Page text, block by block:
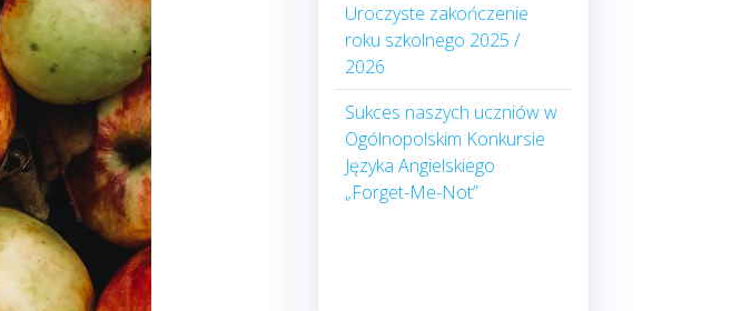
Uroczyste zakończenie
roku szkolnego 2025 /
2026
Sukces naszych uczniów w
Ogólnopolskim Konkursie
Języka Angielskiego
„Forget-Me-Not”